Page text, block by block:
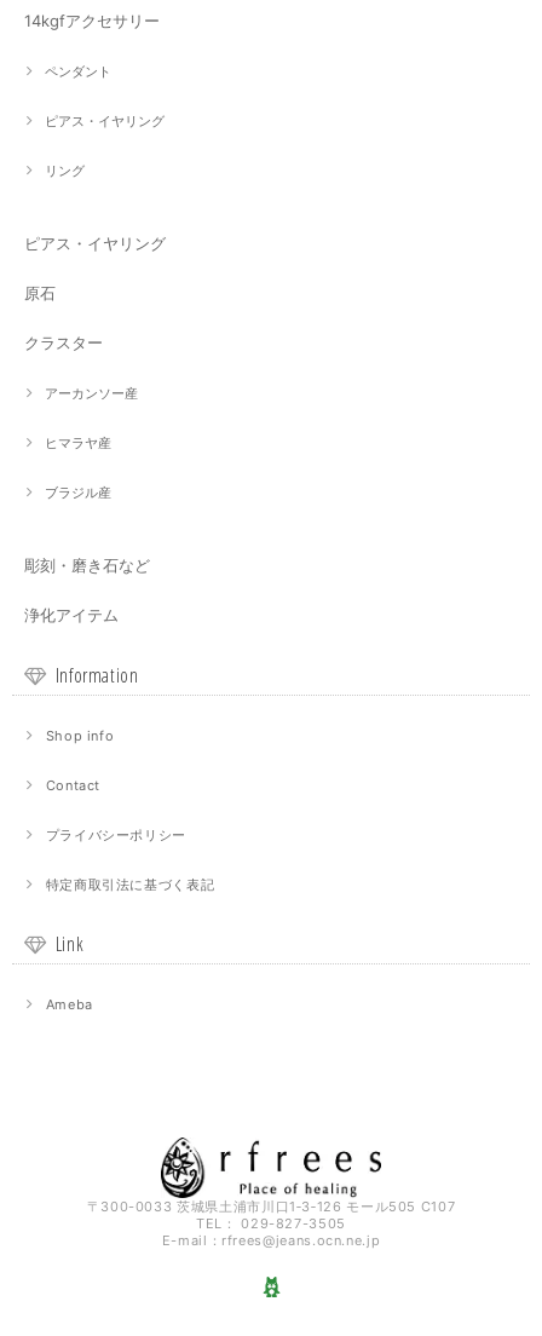
14kgfアクセサリー
ペンダント
ピアス・イヤリング
リング
ピアス・イヤリング
原石
クラスター
アーカンソー産
ヒマラヤ産
ブラジル産
彫刻・磨き石など
浄化アイテム
Information
Shop info
Contact
プライバシーポリシー
特定商取引法に基づく表記
Link
Ameba
〒300-0033 茨城県土浦市川口1‐3‐126 モール505 C107
TEL： 029-827-3505
E-mail： rfrees@jeans.ocn.ne.jp